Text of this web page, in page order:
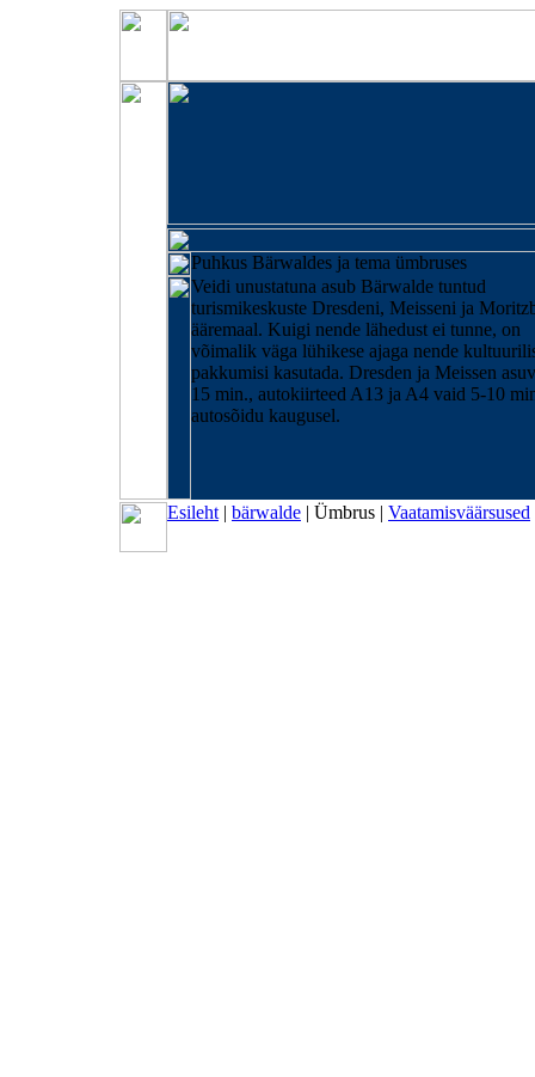
Puhkus Bärwaldes ja tema ümbruses
Veidi unustatuna asub Bärwalde tuntud
turismikeskuste Dresdeni, Meisseni ja
ääremaal. Kuigi nende lähedust ei tunne, on
võimalik väga lühikese ajaga nende
pakkumisi kasutada. Dresden ja Meissen
15 min., autokiirteed A13 ja A4 vaid 5-10
autosõidu kaugusel.
Esileht | bärwalde | Ümbrus | Vaatamisväärsused